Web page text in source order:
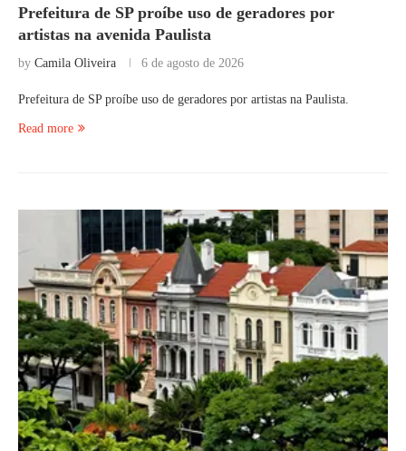
Prefeitura de SP proíbe uso de geradores por
artistas na avenida Paulista
by Camila Oliveira 6 de agosto de 2026
Prefeitura de SP proíbe uso de geradores por artistas na Paulista.
Read more